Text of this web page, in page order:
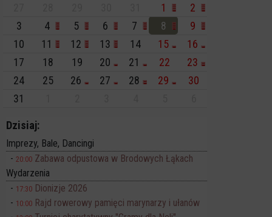
1
2
3
4 5 6 7 8
9
10
11 12 13 14 15
16
17
18 19 20 21 22
23
24
25 26 27 28 29
30
31
Dzisiaj:
Imprezy, Bale, Dancingi
20:00 Zabawa odpustowa w Brodowych Łąkach
Wydarzenia
17:30 Dionizje 2026
10:00 Rajd rowerowy pamięci marynarzy i ułanów